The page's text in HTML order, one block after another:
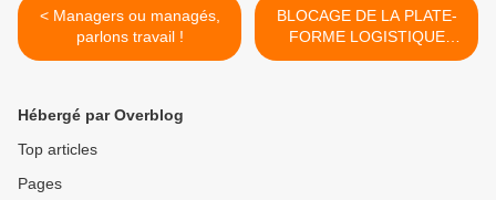
< Managers ou managés,
parlons travail !
BLOCAGE DE LA PLATE-
FORME LOGISTIQUE
D’UNILEVER >
Hébergé par Overblog
Top articles
Pages